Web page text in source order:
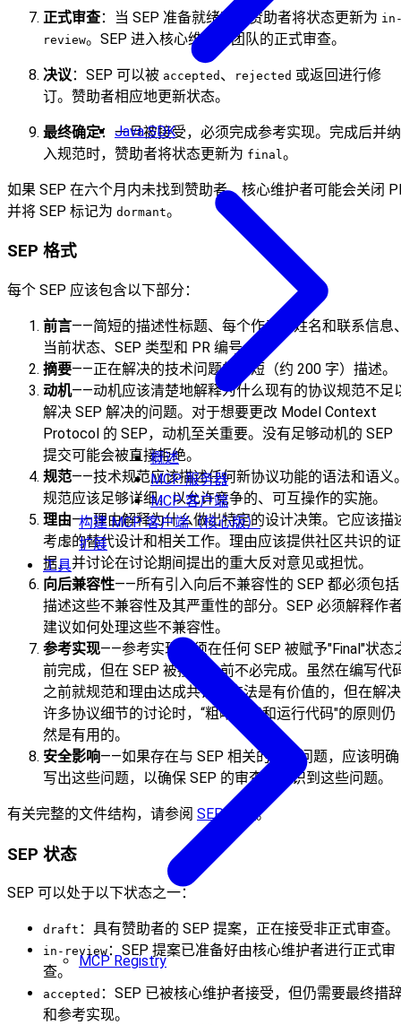
Java SDK
概述
MCP 服务器
MCP 客户端
构建 MCP 客户端（核心版）
扩展
工具
MCP Registry
正式审查：当 SEP 准备就绪时，赞助者将状态更新为
review。SEP 进入核心维护者团队的正式审查。
决议：SEP 可以被 accepted 、 rejected 或返回进行修
订。赞助者相应地更新状态。
最终确定：一旦被接受，必须完成参考实现。完成后并纳
入规范时，赞助者将状态更新为 final 。
如果 SEP 在六个月内未找到赞助者，核心维护者可能会关闭
并将 SEP 标记为 dormant。
SEP 格式
每个 SEP 应该包含以下部分：
前言——简短的描述性标题、每个作者的姓名和联系信息
当前状态、SEP 类型和 PR 编号。
摘要——正在解决的技术问题的简短（约 200 字）描述。
动机——动机应该清楚地解释为什么现有的协议规范不足
解决 SEP 解决的问题。对于想要更改 Model Context
Protocol 的 SEP，动机至关重要。没有足够动机的 SEP
提交可能会被直接拒绝。
规范——技术规范应该描述任何新协议功能的语法和语义
规范应该足够详细，以允许竞争的、可互操作的实施。
理由——理由解释为什么做出特定的设计决策。它应该描
考虑的替代设计和相关工作。理由应该提供社区共识的证
据，并讨论在讨论期间提出的重大反对意见或担忧。
向后兼容性——所有引入向后不兼容性的 SEP 都必须包括
描述这些不兼容性及其严重性的部分。SEP 必须解释作
建议如何处理这些不兼容性。
参考实现——参考实现必须在任何 SEP 被赋予"Final"状态
前完成，但在 SEP 被接受之前不必完成。虽然在编写代
之前就规范和理由达成共识的方法是有价值的，但在解决
许多协议细节的讨论时，“粗略共识和运行代码"的原则仍
然是有用的。
安全影响——如果存在与 SEP 相关的安全问题，应该明确
写出这些问题，以确保 SEP 的审查者意识到这些问题。
有关完整的文件结构，请参阅 SEP 模板 。
SEP 状态
SEP 可以处于以下状态之一：
draft ：具有赞助者的 SEP 提案，正在接受非正式审查。
in-review ：SEP 提案已准备好由核心维护者进行正式审
查。
accepted ：SEP 已被核心维护者接受，但仍需要最终措
和参考实现。